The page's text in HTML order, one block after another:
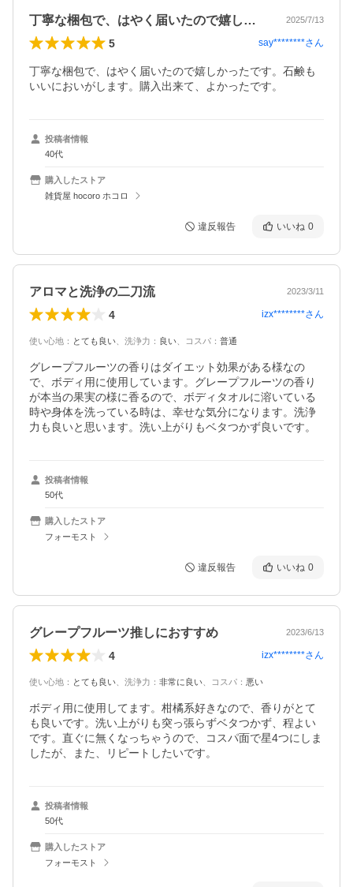
丁寧な梱包で、はやく届いたので嬉しかっ… 2025/7/13
5 say********さん
丁寧な梱包で、はやく届いたので嬉しかったです。石鹸も
いいにおいがします。購入出来て、よかったです。
投稿者情報
40代
購入したストア
雑貨屋 hocoro ホコロ
違反報告 いいね 0
アロマと洗浄の二刀流 2023/3/11
4 izx********さん
使い心地 ： とても良い 洗浄力 ： 良い コスパ ： 普通
グレープフルーツの香りはダイエット効果がある様なの
で、ボディ用に使用しています。グレープフルーツの香り
が本当の果実の様に香るので、ボディタオルに溶いている
時や身体を洗っている時は、幸せな気分になります。洗浄
力も良いと思います。洗い上がりもベタつかず良いです。
投稿者情報
50代
購入したストア
フォーモスト
違反報告 いいね 0
グレープフルーツ推しにおすすめ 2023/6/13
4 izx********さん
使い心地 ： とても良い 洗浄力 ： 非常に良い コスパ ： 悪い
ボディ用に使用してます。柑橘系好きなので、香りがとて
も良いです。洗い上がりも突っ張らずベタつかず、程よい
です。直ぐに無くなっちゃうので、コスパ面で星4つにしま
したが、また、リピートしたいです。
投稿者情報
50代
購入したストア
フォーモスト